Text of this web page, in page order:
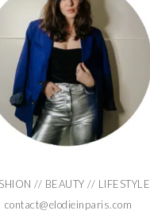
// BEAUTY // LIFESTYLE
contact@elodieinparis.com